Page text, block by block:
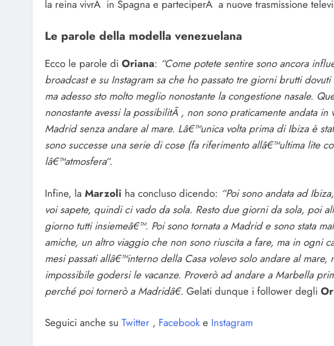
la reina vivrÃ in Spagna e parteciperÃ a nuove trasmissione
Le parole della modella venezuelana
Ecco le parole di Oriana: “Come potete sentire sono ancora
broadcast e su Instagram sa che ho passato tre giorni brutti
ma adesso sto molto meglio nonostante la congestione nasale.
nonostante avessi la possibilitÃ , non sono praticamente andata
Madrid senza andare al mare. Lâ€™unica volta prima di Ibiza è
sono successe una serie di cose (fa riferimento allâ€™ultima lite
lâ€™atmosfera“.
Infine, la Marzoli ha concluso dicendo: “Poi sono andata ad
voi sapete, quindi ci vado da sola. Resto due giorni da sola, poi
giorno tutti insiemeâ€™. Poi sono tornata a Madrid e sono stata
amiche, un altro viaggio che non sono riuscita a fare, ma in ogni
mesi passati allâ€™interno della Casa volevo solo andare al
impossibile godersi le vacanze. Proverò ad andare a Marbella
perché poi tornerò a Madridâ€. Gelati dunque i follower degli
Seguici anche su Twitter , Facebooke Instagram